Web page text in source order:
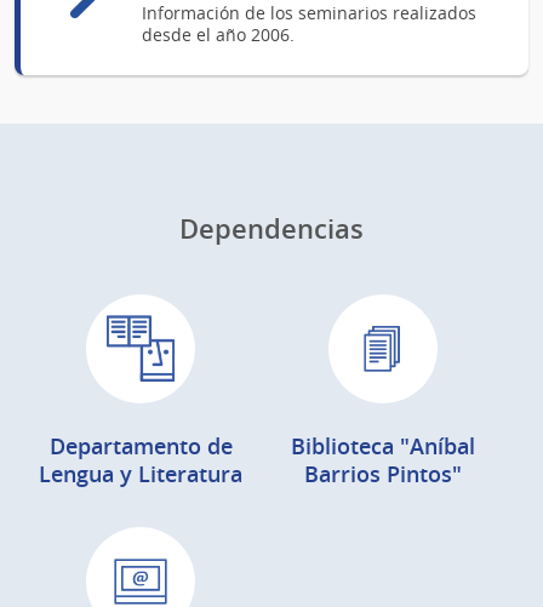
Información de los seminarios realizados
desde el año 2006.
Dependencias
Departamento de
Lengua y Literatura
Biblioteca "Aníbal
Barrios Pintos"